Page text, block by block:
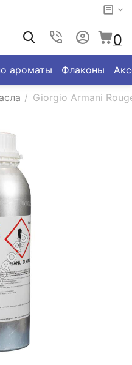
0
ароматы Флаконы
/ Giorgio Armani